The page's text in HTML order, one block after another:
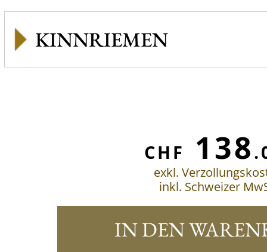
KINNRIEMEN
CHF 138
exkl.
inkl. Schweizer
IN DEN